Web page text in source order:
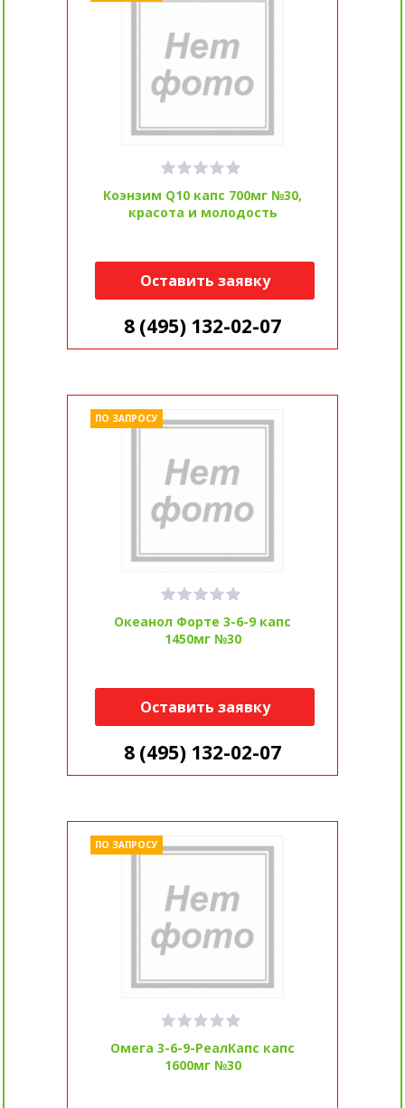
Коэнзим Q10 капс 700мг №30,
красота и молодость
Оставить заявку
8 (495) 132-02-07
Океанол Форте 3-6-9 капс
1450мг №30
ПО ЗАПРОСУ
Оставить заявку
8 (495) 132-02-07
Омега 3-6-9-РеалКапс капс
1600мг №30
ПО ЗАПРОСУ